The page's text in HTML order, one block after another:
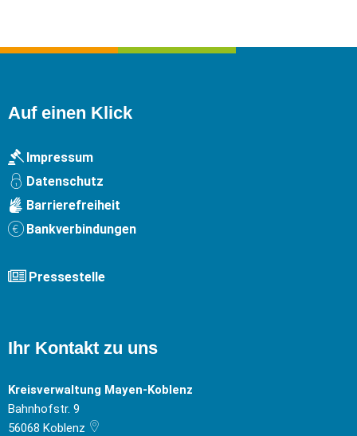
Auf einen Klick
Impressum
Datenschutz
Barrierefreiheit
Bankverbindungen
Pressestelle
Ihr Kontakt zu uns
Kreisverwaltung Mayen-Koblenz
Bahnhofstr. 9
56068 Koblenz